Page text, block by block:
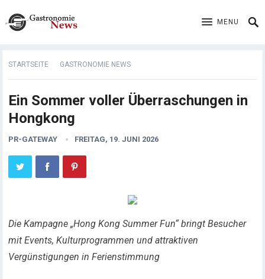
MENU
STARTSEITE GASTRONOMIE NEWS
Ein Sommer voller Überraschungen in
Hongkong
PR-GATEWAY FREITAG, 19. JUNI 2026
Die Kampagne „Hong Kong Summer Fun“ bringt Besucher
mit Events, Kulturprogrammen und attraktiven
Vergünstigungen in Ferienstimmung